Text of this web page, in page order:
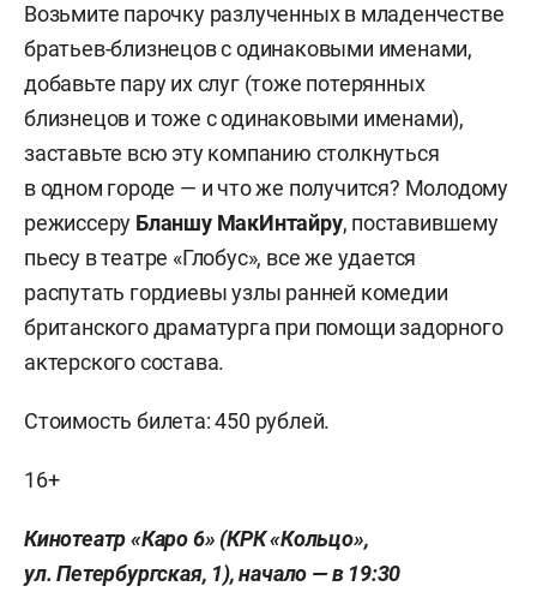
Возьмите парочку разлученных в младенчестве
братьев-близнецов с одинаковыми именами,
добавьте пару их слуг (тоже потерянных
близнецов и тоже с одинаковыми именами),
заставьте всю эту компанию столкнуться
в одном городе — и что же получится? Молодому
режиссеру Бланшу МакИнтайру, поставившему
пьесу в театре «Глобус», все же удается
распутать гордиевы узлы ранней комедии
британского драматурга при помощи задорного
актерского состава.
Стоимость билета: 450 рублей.
16+
Кинотеатр «Каро 6» (КРК «Кольцо»,
ул. Петербургская, 1), начало — в 19:30